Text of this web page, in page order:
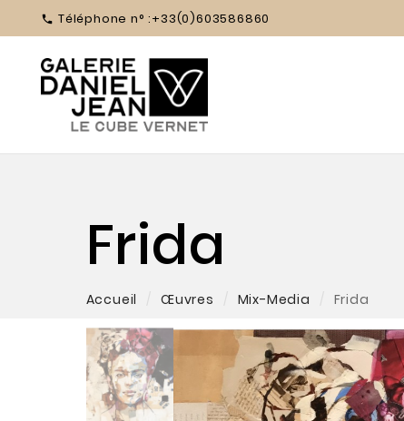
 Téléphone n° :+33(0)603586860
Frida
Accueil Œuvres Mix-Media Frida